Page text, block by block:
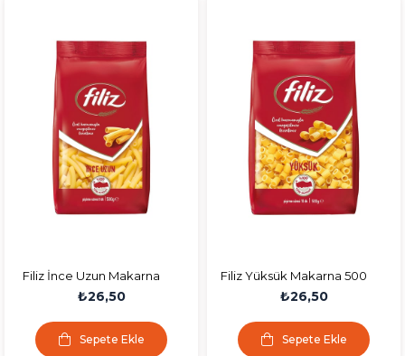
Filiz İnce Uzun Makarna
500 Gr
₺26,50
Sepete Ekle
Filiz Yüksük Makarna 500
Gr
₺26,50
Sepete Ekle